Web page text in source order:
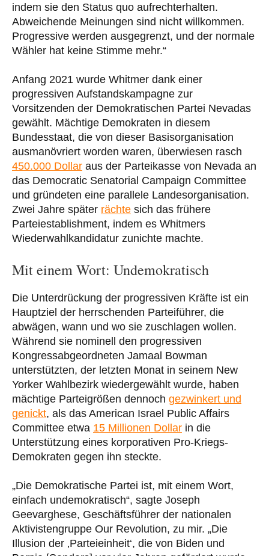
indem sie den Status quo aufrechterhalten.
Abweichende Meinungen sind nicht willkommen.
Progressive werden ausgegrenzt, und der normale
Wähler hat keine Stimme mehr.“
Anfang 2021 wurde Whitmer dank einer
progressiven Aufstandskampagne zur
Vorsitzenden der Demokratischen Partei Nevadas
gewählt. Mächtige Demokraten in diesem
Bundesstaat, die von dieser Basisorganisation
ausmanövriert worden waren, überwiesen rasch
450.000 Dollar aus der Parteikasse von Nevada an
das Democratic Senatorial Campaign Committee
und gründeten eine parallele Landesorganisation.
Zwei Jahre später rächte sich das frühere
Parteiestablishment, indem es Whitmers
Wiederwahlkandidatur zunichte machte.
Mit einem Wort: Undemokratisch
Die Unterdrückung der progressiven Kräfte ist ein
Hauptziel der herrschenden Parteiführer, die
abwägen, wann und wo sie zuschlagen wollen.
Während sie nominell den progressiven
Kongressabgeordneten Jamaal Bowman
unterstützten, der letzten Monat in seinem New
Yorker Wahlbezirk wiedergewählt wurde, haben
mächtige Parteigrößen dennoch gezwinkert und
genickt, als das American Israel Public Affairs
Committee etwa 15 Millionen Dollar in die
Unterstützung eines korporativen Pro-Kriegs-
Demokraten gegen ihn steckte.
„Die Demokratische Partei ist, mit einem Wort,
einfach undemokratisch“, sagte Joseph
Geevarghese, Geschäftsführer der nationalen
Aktivistengruppe Our Revolution, zu mir. „Die
Illusion der ‚Parteieinheit‘, die von Biden und